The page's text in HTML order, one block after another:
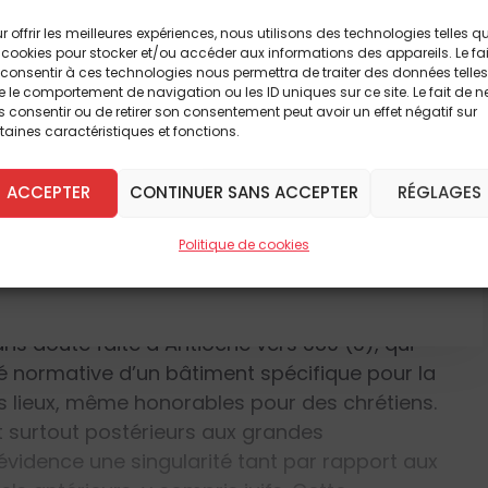
offrir les meilleures expériences, nous utilisons des technologies telles
pour stocker et/ou accéder aux informations des appareils. Le
à ces technologies nous permettra de traiter des données telles
le comportement de navigation ou les ID uniques sur ce site. Le fait de
consentir ou de retirer son consentement peut avoir un effet négatif sur
caractéristiques et fonctions.
ACCEPTER CONTINUER SANS ACCEPTER RÉGLAGES
Politique de cookies
christianisme, avant l’édit de tolérance de
associer ensuite de « constantinisme ».
leur nom classique d’ecclesia(repris du
dans l’édit de persécution de Dioclétien
la notabilité du terme à cette époque
traditionnel est constante depuis dans le
siècle, notamment par le refus calviniste de
que plus marquante, même si elle n’est
du bâtiment-église et son importance
attestées tant par les textes que par les
doute faite à Antioche vers 380 (3), qui
d’un bâtiment spécifique pour la
lieux, même honorables pour des chrétiens.
postérieurs aux grandes
une singularité tant par rapport aux
lire cet article
autres
DÈS À PRÉSENT